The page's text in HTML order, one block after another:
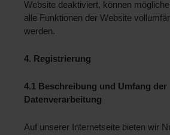
Website deaktiviert, können
alle Funktionen der Website
werden.
4. Registrierung
4.1 Beschreibung und Umfang der
Datenverarbeitung
Auf unserer Internetseite bieten wir